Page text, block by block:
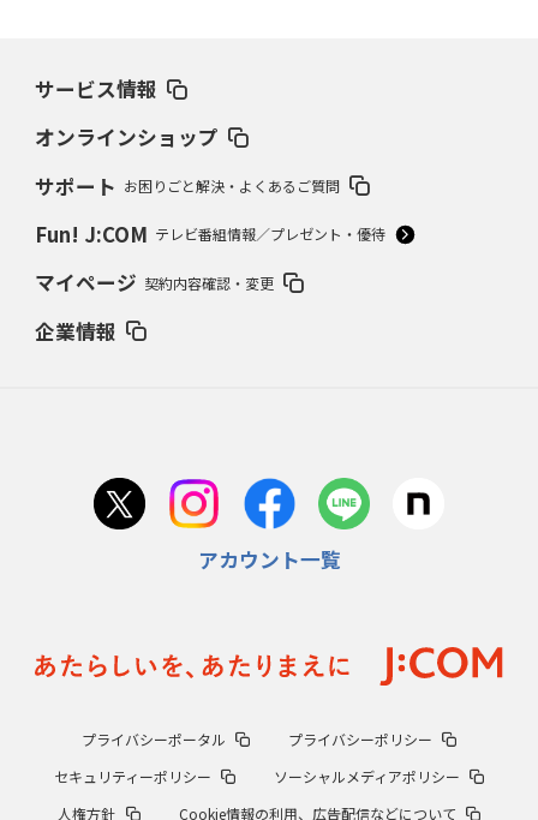
サービス情報
オンラインショップ
サポート お困りごと解決・よくあるご質問
Fun! J:COM テレビ番組情報／プレゼント・優待
マイページ 契約内容確認・変更
企業情報
アカウント一覧
プライバシーポータル
プライバシーポリシー
セキュリティーポリシー
ソーシャルメディアポリシー
人権方針
Cookie情報の利用、広告配信などについて